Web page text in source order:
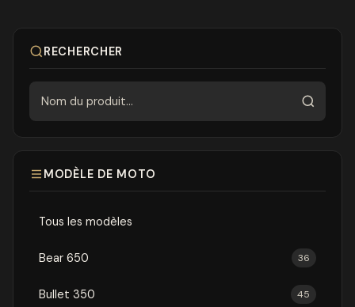
RECHERCHER
MODÈLE DE MOTO
Tous les modèles
Bear 650 36
Bullet 350 45